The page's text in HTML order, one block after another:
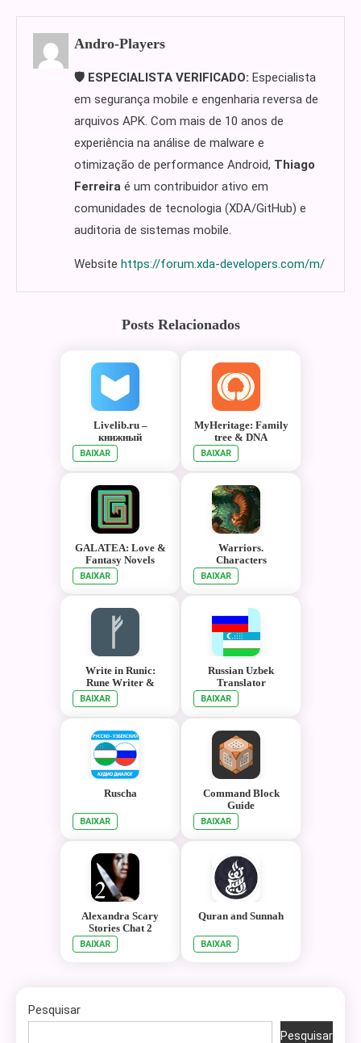
Andro-Players
🛡️ ESPECIALISTA VERIFICADO: Especialista
em segurança mobile e engenharia reversa de
arquivos APK. Com mais de 10 anos de
experiência na análise de malware e
otimização de performance Android, Thiago
Ferreira é um contribuidor ativo em
comunidades de tecnologia (XDA/GitHub) e
auditoria de sistemas mobile.
Website https://forum.xda-developers.com/m/
Posts Relacionados
Livelib.ru –
книжный
рекомендательный
сервис
BAIXAR
MyHeritage: Family
tree & DNA
BAIXAR
GALATEA: Love &
Fantasy Novels
BAIXAR
Warriors.
Characters
BAIXAR
Write in Runic:
Rune Writer &
Keyboard
BAIXAR
Russian Uzbek
Translator
BAIXAR
Ruscha
BAIXAR
Command Block
Guide
BAIXAR
Alexandra Scary
Stories Chat 2
BAIXAR
Quran and Sunnah
BAIXAR
Pesquisar
Pesquisar